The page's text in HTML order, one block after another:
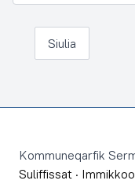
Siulia
Kommuneqarfik
Suliffissat ·